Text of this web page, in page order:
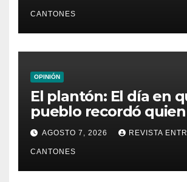
CANTONES
OPINIÓN
El plantón: El día en
pueblo recordó quien
dueño de la
AGOSTO 7, 2026 REVISTA
CANTONES